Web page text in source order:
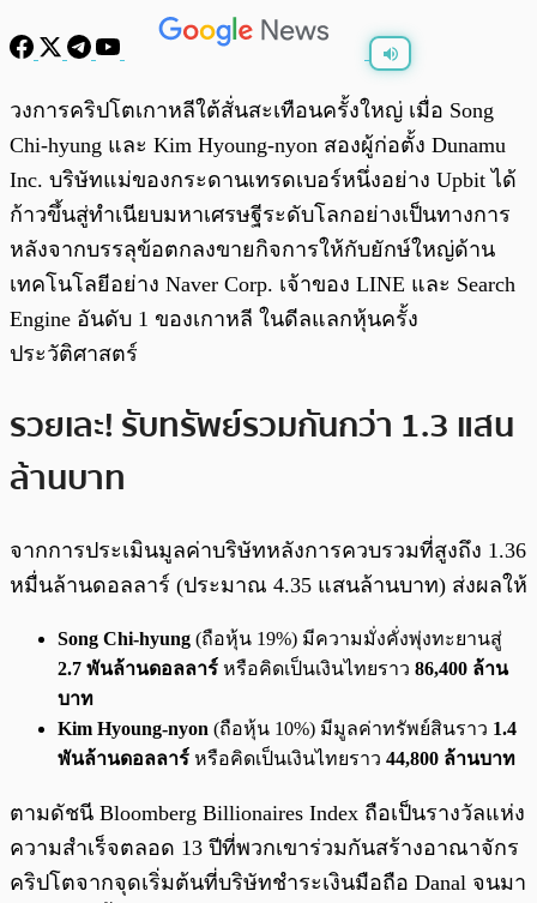
พร้อมเล่น 0:00
วงการคริปโตเกาหลีใต้สั่นสะเทือนครั้งใหญ่ เมื่อ Song
Chi-hyung และ Kim Hyoung-nyon สองผู้ก่อตั้ง Dunamu
Inc. บริษัทแม่ของกระดานเทรดเบอร์หนึ่งอย่าง Upbit ได้
ก้าวขึ้นสู่ทำเนียบมหาเศรษฐีระดับโลกอย่างเป็นทางการ
หลังจากบรรลุข้อตกลงขายกิจการให้กับยักษ์ใหญ่ด้าน
เทคโนโลยีอย่าง Naver Corp. เจ้าของ LINE และ Search
Engine อันดับ 1 ของเกาหลี ในดีลแลกหุ้นครั้ง
ประวัติศาสตร์
รวยเละ! รับทรัพย์รวมกันกว่า 1.3 แสน
ล้านบาท
จากการประเมินมูลค่าบริษัทหลังการควบรวมที่สูงถึง 1.36
หมื่นล้านดอลลาร์ (ประมาณ 4.35 แสนล้านบาท) ส่งผลให้
Song Chi-hyung (ถือหุ้น 19%) มีความมั่งคั่งพุ่งทะยานสู่
2.7 พันล้านดอลลาร์ หรือคิดเป็นเงินไทยราว 86,400 ล้าน
บาท
Kim Hyoung-nyon (ถือหุ้น 10%) มีมูลค่าทรัพย์สินราว 1.4
พันล้านดอลลาร์ หรือคิดเป็นเงินไทยราว 44,800 ล้านบาท
ตามดัชนี Bloomberg Billionaires Index ถือเป็นรางวัลแห่ง
ความสำเร็จตลอด 13 ปีที่พวกเขาร่วมกันสร้างอาณาจักร
คริปโตจากจุดเริ่มต้นที่บริษัทชำระเงินมือถือ Danal จนมา